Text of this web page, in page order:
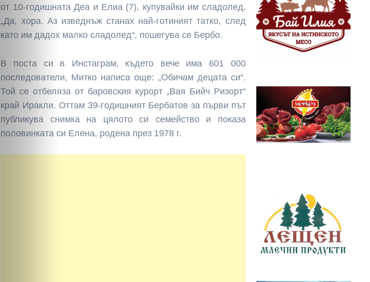
от 10-годишната Деа и Елиа (7), купувайки им сладолед.
„Да, хора. Аз изведнъж станах най-готиният татко, след
като им дадох малко сладолед“, пошегува се Бербо.
В поста си в Инстаграм, където вече има 601 000
последователи, Митко написа още: „Обичам децата си“.
Той се отбеляза от баровския курорт „Вая Бийч Ризорт“
край Иракли. Оттам 39-годишният Бербатов за първи път
публикува снимка на цялото си семейство и показа
половинката си Елена, родена през 1978 г.